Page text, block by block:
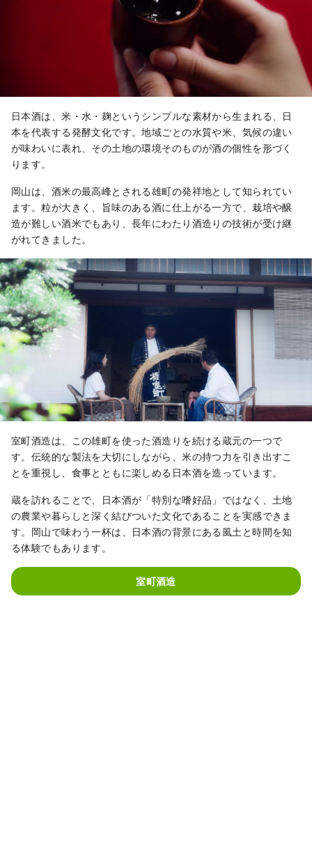
日本酒は、米・水・麹というシンプルな素材から生まれる、日
本を代表する発酵文化です。地域ごとの水質や米、気候の違い
が味わいに表れ、その土地の環境そのものが酒の個性を形づく
ります。
岡山は、酒米の最高峰とされる雄町の発祥地として知られてい
ます。粒が大きく、旨味のある酒に仕上がる一方で、栽培や醸
造が難しい酒米でもあり、長年にわたり酒造りの技術が受け継
がれてきました。
室町酒造は、この雄町を使った酒造りを続ける蔵元の一つで
す。伝統的な製法を大切にしながら、米の持つ力を引き出すこ
とを重視し、食事とともに楽しめる日本酒を造っています。
蔵を訪れることで、日本酒が「特別な嗜好品」ではなく、土地
の農業や暮らしと深く結びついた文化であることを実感できま
す。岡山で味わう一杯は、日本酒の背景にある風土と時間を知
る体験でもあります。
室町酒造